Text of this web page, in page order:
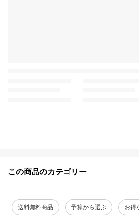
この商品のカテゴリー
送料無料商品 予算から選ぶ お得